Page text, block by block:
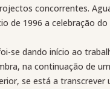
concorrentes.
de 1996 a celebração do
se dando início ao
na continuação de um
se está a transcrever